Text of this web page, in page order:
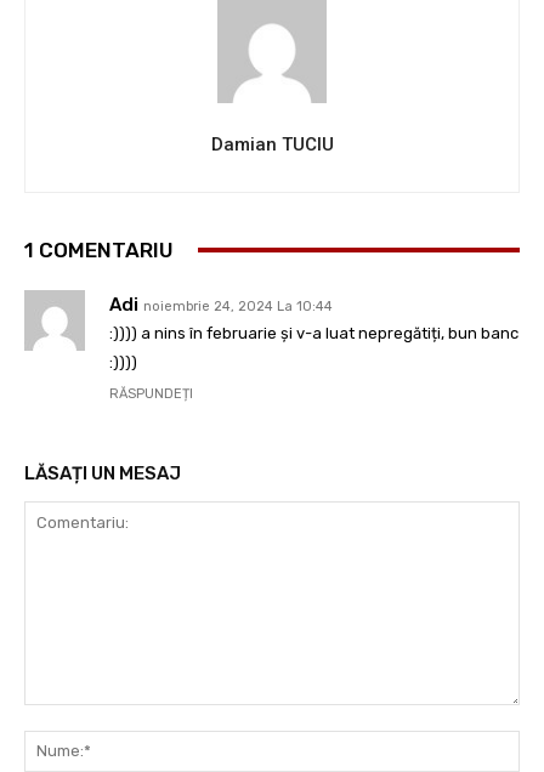
Damian TUCIU
1 COMENTARIU
Adi noiembrie 24, 2024 La 10:44
:)))) a nins în februarie și v-a luat nepregătiți, bun banc
:))))
RĂSPUNDEȚI
LĂSAȚI UN MESAJ